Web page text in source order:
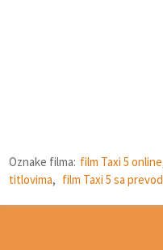
Oznake filma: film Taxi 5 online
titlovima, film Taxi 5 sa